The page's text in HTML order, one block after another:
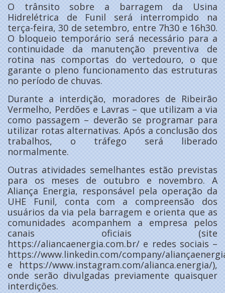
O trânsito sobre a barragem da Usina
Hidrelétrica de Funil será interrompido na
terça-feira, 30 de setembro, entre 7h30 e 16h30.
O bloqueio temporário será necessário para a
continuidade da manutenção preventiva de
rotina nas comportas do vertedouro, o que
garante o pleno funcionamento das estruturas
no período de chuvas.
Durante a interdição, moradores de Ribeirão
Vermelho, Perdões e Lavras – que utilizam a via
como passagem – deverão se programar para
utilizar rotas alternativas. Após a conclusão dos
trabalhos, o tráfego será liberado
normalmente.
Outras atividades semelhantes estão previstas
para os meses de outubro e novembro. A
Aliança Energia, responsável pela operação da
UHE Funil, conta com a compreensão dos
usuários da via pela barragem e orienta que as
comunidades acompanhem a empresa pelos
canais oficiais (site
https://aliancaenergia.com.br/ e redes sociais –
https://www.linkedin.com/company/
e https://www.instagram.com/alianca.energia/),
onde serão divulgadas previamente quaisquer
interdições.